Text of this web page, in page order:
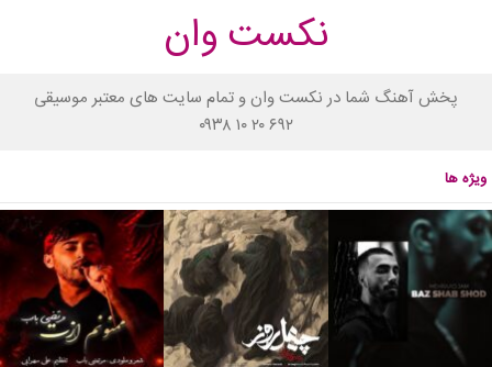
نکست وان
پخش آهنگ شما در نکست وان و تمام سایت های معتبر موسیقی
۰۹۳۸ ۱۰ ۲۰ ۶۹۲
ویژه ها